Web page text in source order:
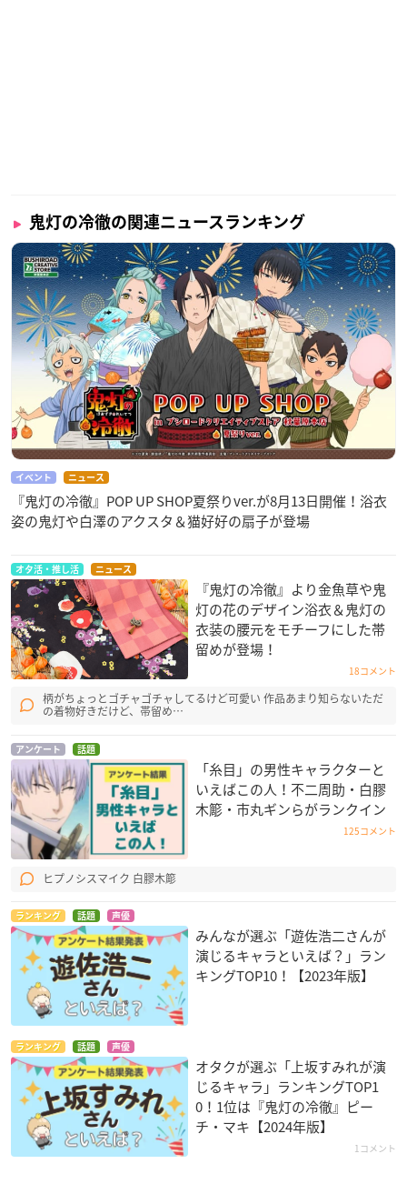
鬼灯の冷徹の関連ニュースランキング
イベント ニュース
『鬼灯の冷徹』POP UP SHOP夏祭りver.が8月13日開催！浴衣
姿の鬼灯や白澤のアクスタ＆猫好好の扇子が登場
オタ活・推し活 ニュース
『鬼灯の冷徹』より金魚草や鬼
灯の花のデザイン浴衣＆鬼灯の
衣装の腰元をモチーフにした帯
留めが登場！
18コメント
柄がちょっとゴチャゴチャしてるけど可愛い 作品あまり知らないただ
の着物好きだけど、帯留め…
アンケート 話題
「糸目」の男性キャラクターと
いえばこの人！不二周助・白膠
木簓・市丸ギンらがランクイン
125コメント
ヒプノシスマイク 白膠木簓
ランキング 話題 声優
みんなが選ぶ「遊佐浩二さんが
演じるキャラといえば？」ラン
キングTOP10！【2023年版】
ランキング 話題 声優
オタクが選ぶ「上坂すみれが演
じるキャラ」ランキングTOP1
0！1位は『鬼灯の冷徹』ピー
チ・マキ【2024年版】
1コメント